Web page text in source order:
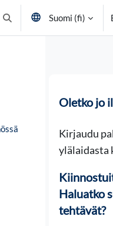
Vaihda hakusyöttöä
Suomi ‎(fi)‎
Oletko jo
Kirjaudu
ylälaidasta
Haluatko
tehtävät?